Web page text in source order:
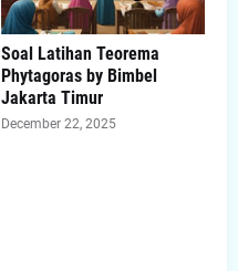
Soal Latihan Teorema
Phytagoras by Bimbel
Jakarta Timur
December 22, 2025